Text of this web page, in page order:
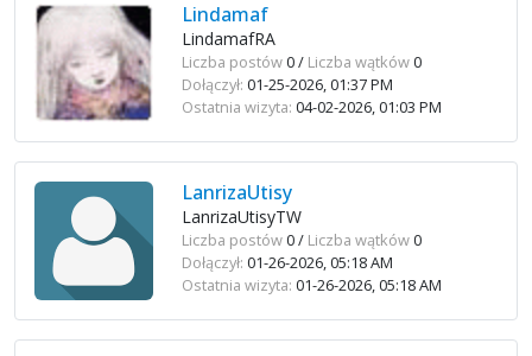
Lindamaf
LindamafRA
Liczba postów0 / Liczba wątków0
Dołączył: 01-25-2026, 01:37 PM
Ostatnia wizyta: 04-02-2026, 01:03 PM
LanrizaUtisy
LanrizaUtisyTW
Liczba postów0 / Liczba wątków0
Dołączył: 01-26-2026, 05:18 AM
Ostatnia wizyta: 01-26-2026, 05:18 AM